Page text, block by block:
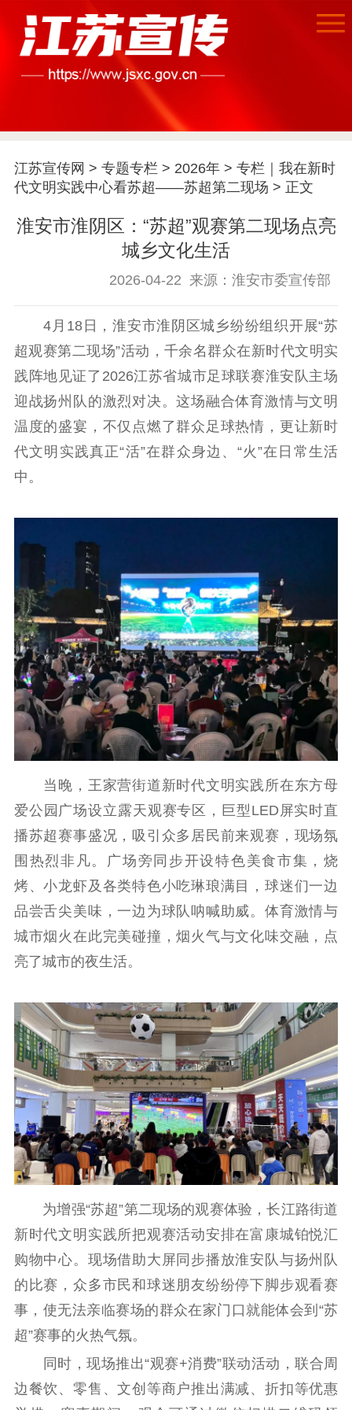
首页
江苏要闻
通知公告 信息公开制度
信息公开指南
信息公开年度报
告
政策法规
工作动态
社科强省 工作通知
成果集萃
江苏文脉
资料下载
新闻宣传
主题宣传 对外宣传
新闻发布
记者之家
品牌栏目
文化文艺
精品生产 文化惠民
文化传承
文化交流
体制改革
文化产业
紫金文化艺术节
品牌活动 紫艺舞台
精神文明
红色资源保护利
用
新闻出版
精品出版 全民阅读
出版监管
扫黄打非
电影工作
电影创作 电影市场
机关党建
党建要闻 学习在线
文化人才
紫金人才 职称评审
数据资源
江苏宣传网 > 专题专栏 > 2026年> 专栏｜我在新时
代文明实践中心看苏超——苏超第二现场 > 正文
淮安市淮阴区：“苏超”观赛第二现场点亮
城乡文化生活
2026-04-22 来源：淮安市委宣传部
4月18日，淮安市淮阴区城乡纷纷组织开展“苏
超观赛第二现场”活动，千余名群众在新时代文明实
践阵地见证了2026江苏省城市足球联赛淮安队主场
迎战扬州队的激烈对决。这场融合体育激情与文明
温度的盛宴，不仅点燃了群众足球热情，更让新时
代文明实践真正“活”在群众身边、“火”在日常生活
中。
当晚，王家营街道新时代文明实践所在东方母
爱公园广场设立露天观赛专区，巨型LED屏实时直
播苏超赛事盛况，吸引众多居民前来观赛，现场氛
围热烈非凡。广场旁同步开设特色美食市集，烧
烤、小龙虾及各类特色小吃琳琅满目，球迷们一边
品尝舌尖美味，一边为球队呐喊助威。体育激情与
城市烟火在此完美碰撞，烟火气与文化味交融，点
亮了城市的夜生活。
为增强“苏超”第二现场的观赛体验，长江路街道
新时代文明实践所把观赛活动安排在富康城铂悦汇
购物中心。现场借助大屏同步播放淮安队与扬州队
的比赛，众多市民和球迷朋友纷纷停下脚步观看赛
事，使无法亲临赛场的群众在家门口就能体会到“苏
超”赛事的火热气氛。
同时，现场推出“观赛+消费”联动活动，联合周
边餐饮、零售、文创等商户推出满减、折扣等优惠